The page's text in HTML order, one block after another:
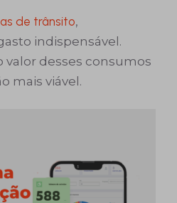
de trânsito,
indispensável.
valor desses consumos
mais viável.